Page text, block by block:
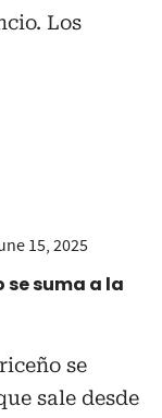
Los
15, 2025
se suma a la
se
sale desde